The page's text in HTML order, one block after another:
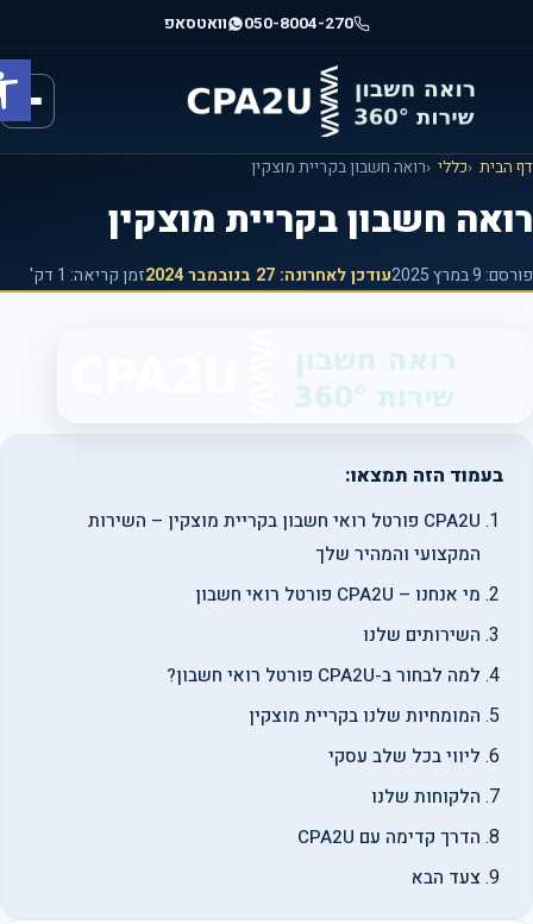
פתח
050-8004-270 וואטסאפ
הבית כללי רואה חשבון בקריית מוצקין
חשבון בקריית מוצקין
9 במרץ 2025 עודכן לאחרונה:27 בנובמבר 2024 זמן קריאה: 1 דק'
בעמוד הזה תמצאו:
CPA2U פורטל רואי חשבון בקריית מוצקין – השירות
המקצועי והמהיר שלך
מי אנחנו – CPA2U פורטל רואי חשבון
השירותים שלנו
למה לבחור ב-CPA2U פורטל רואי חשבון?
המומחיות שלנו בקריית מוצקין
ליווי בכל שלב עסקי
הלקוחות שלנו
הדרך קדימה עם CPA2U
צעד הבא